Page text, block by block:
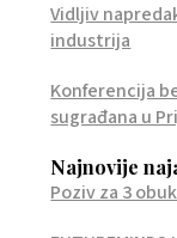
Vidljiv
industrija
Konferencija
sugrađana u
Najnovije
Poziv za 3